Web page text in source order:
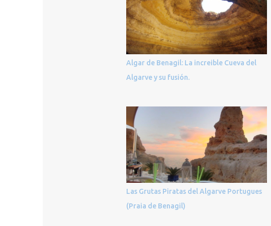
Algar de Benagil: La increible Cueva del
Algarve y su fusión.
Las Grutas Piratas del Algarve Portugues
(Praia de Benagil)